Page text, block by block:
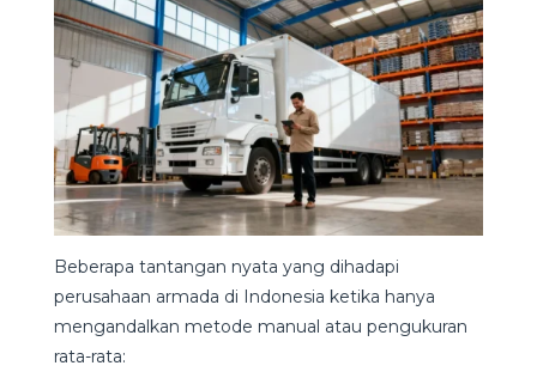
Beberapa tantangan nyata yang dihadapi
perusahaan armada di Indonesia ketika hanya
mengandalkan metode manual atau pengukuran
rata-rata: